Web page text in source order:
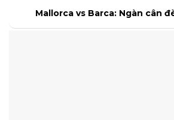
Mallorca vs Barca: Ngàn cân